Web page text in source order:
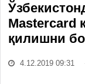
Mastercard
қилишни
4.12.2019 09:31